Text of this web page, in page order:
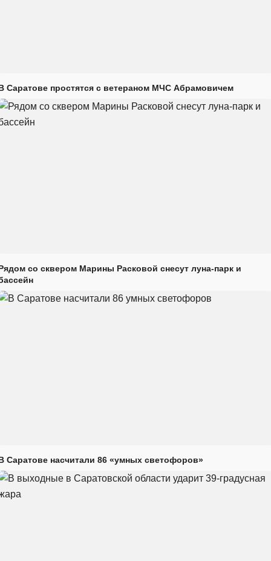
Саратове простятся с ветераном МЧС Абрамовичем
со сквером Марины Расковой снесут луна-парк и
Саратове насчитали 86 «умных светофоров»